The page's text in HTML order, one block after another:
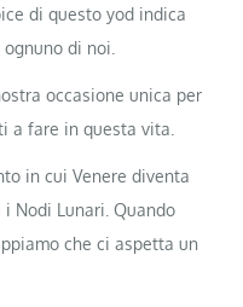
di questo yod indica
di noi.
occasione unica per
a fare in questa vita.
in cui Venere diventa
Nodi Lunari. Quando
che ci aspetta un